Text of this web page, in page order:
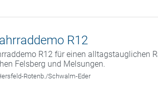
R12
R12 für einen alltagstauglichen
Felsberg und Melsungen.
Rotenb./Schwalm-Eder